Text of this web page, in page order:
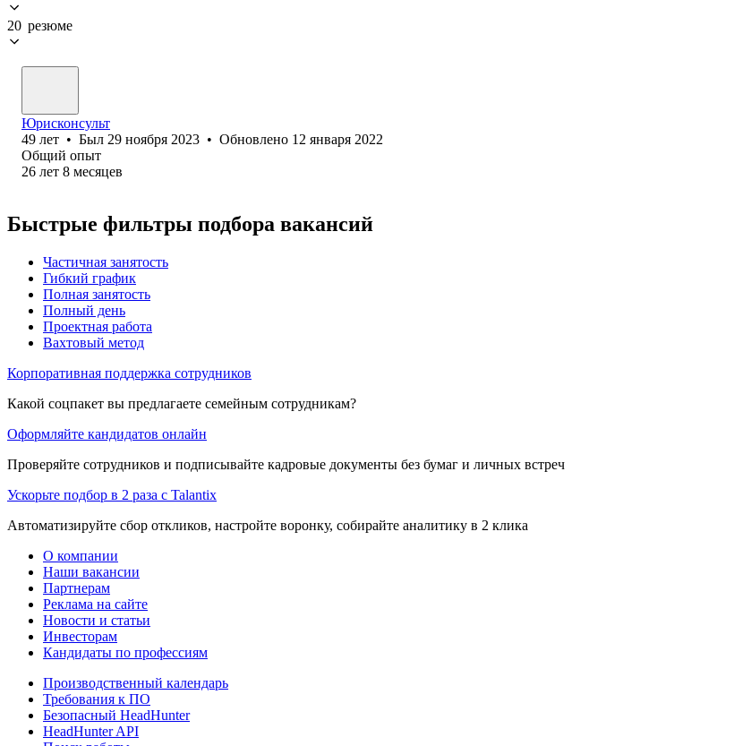
20 резюме
Юрисконсульт
49 лет • Был 29 ноября 2023 • Обновлено 12 января 2022
Общий опыт
26 лет 8 месяцев
Быстрые фильтры подбора вакансий
Частичная занятость
Гибкий график
Полная занятость
Полный день
Проектная работа
Вахтовый метод
Корпоративная поддержка сотрудников
Какой соцпакет вы предлагаете семейным сотрудникам?
Оформляйте кандидатов онлайн
Проверяйте сотрудников и подписывайте кадровые документы без бумаг и личных встреч
Ускорьте подбор в 2 раза с Talantix
Автоматизируйте сбор откликов, настройте воронку, собирайте аналитику в 2 клика
О компании
Наши вакансии
Партнерам
Реклама на сайте
Новости и статьи
Инвесторам
Кандидаты по профессиям
Производственный календарь
Требования к ПО
Безопасный HeadHunter
HeadHunter API